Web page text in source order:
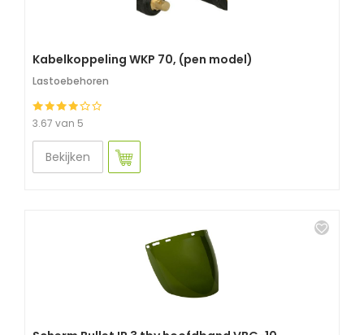
Kabelkoppeling WKP 70, (pen model)
Lastoebehoren
3.67 van 5
Bekijken